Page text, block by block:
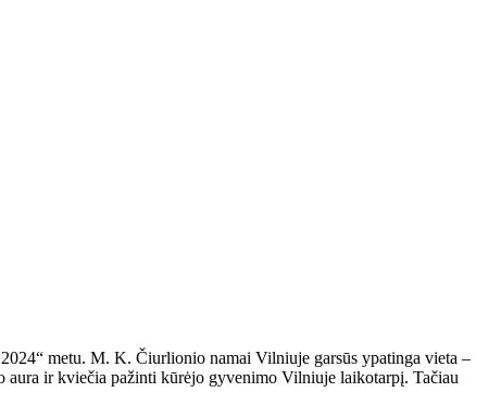
metu. M. K. Čiurlionio namai Vilniuje garsūs ypatinga vieta –
aura ir kviečia pažinti kūrėjo gyvenimo Vilniuje laikotarpį. Tačiau